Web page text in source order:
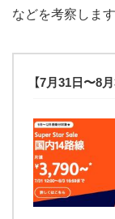
などを考察します
【7月31日〜8